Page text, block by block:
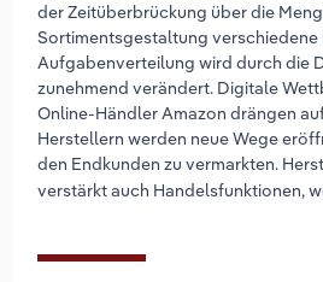
der Zeitüberbrückung über die
Sortimentsgestaltung verschiedene
Aufgabenverteilung wird durch die
zunehmend verändert. Digitale
Online-Händler Amazon drängen
Herstellern werden neue Wege
den Endkunden zu vermarkten.
verstärkt auch Handelsfunktionen,